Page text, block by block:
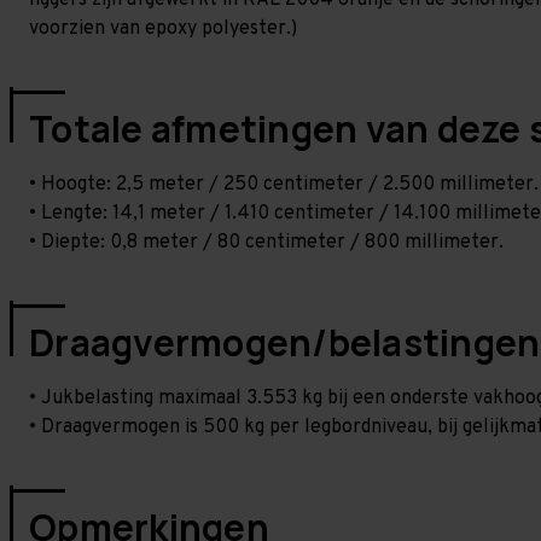
voorzien van epoxy polyester.)
Totale afmetingen van deze
• Hoogte: 2,5 meter / 250 centimeter / 2.500 millimeter.
• Lengte: 14,1 meter / 1.410 centimeter / 14.100
• Diepte: 0,8 meter / 80 centimeter / 800 millimeter.
Draagvermogen/belastingen
• Jukbelasting maximaal 3.553 kg bij een onderste
• Draagvermogen is 500 kg per legbordniveau, bij
Opmerkingen